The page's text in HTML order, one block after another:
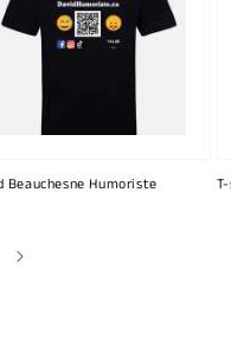
Beauchesne Humoriste